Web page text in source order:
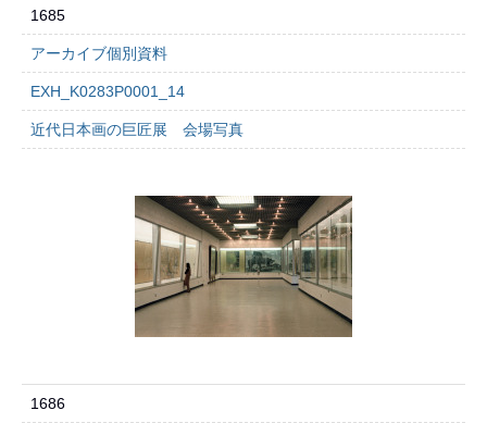
1685
アーカイブ個別資料
EXH_K0283P0001_14
近代日本画の巨匠展 会場写真
1686